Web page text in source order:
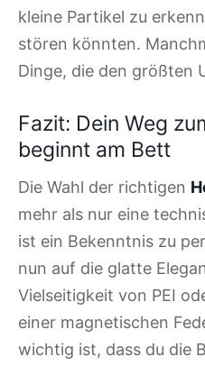
kleine Partikel zu
stören könnten.
Dinge, die den größten
Fazit: Dein Weg
beginnt am Bett
Die Wahl der richtigen
mehr als nur eine
ist ein Bekenntnis zu
nun auf die glatte
Vielseitigkeit von PEI
einer magnetischen
wichtig ist, dass du die